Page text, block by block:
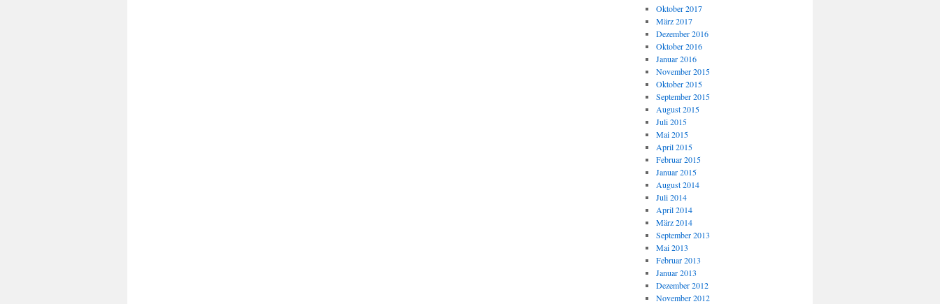
Oktober 2017
März 2017
Dezember 2016
Oktober 2016
Januar 2016
November 2015
Oktober 2015
September 2015
August 2015
Juli 2015
Mai 2015
April 2015
Februar 2015
Januar 2015
August 2014
Juli 2014
April 2014
März 2014
September 2013
Mai 2013
Februar 2013
Januar 2013
Dezember 2012
November 2012